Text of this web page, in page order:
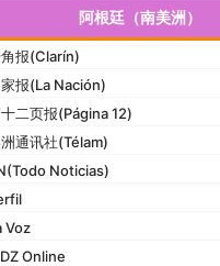
密先驱报(Miami Herald)
阿根廷（南美洲）
报(Clarín)
报(La Nación)
二页报(Página 12)
通讯社(Télam)
Noticias)
Voz
Online